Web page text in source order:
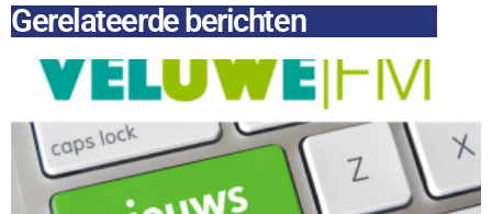
Gerelateerde berichten